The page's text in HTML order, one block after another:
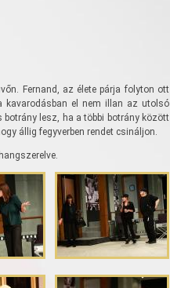
Fernand, az élete párja folyton ott
kavarodásban el nem illan az utolsó
botrány lesz, ha a többi botrány között
állig fegyverben rendet csináljon.